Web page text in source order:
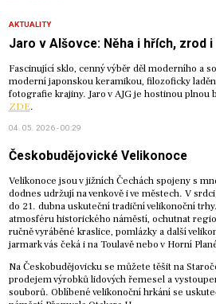
AKTUALITY
Jaro v Alšovce: Něha i hřích, zrod
Fascinující sklo, cenný výběr děl moderního a
moderní japonskou keramikou, filozoficky
fotografie krajiny. Jaro v AJG je hostinou plnou
ZDE.
04. 05. 2026 - 00:29
Českobudějovické Velikonoce
Velikonoce jsou v jižních Čechách spojeny s
dodnes udržují na venkově i ve městech. V
do 21. dubna uskuteční tradiční velikonoční
atmosféru historického náměstí, ochutnat
ručně vyráběné kraslice, pomlázky a další
jarmark vás čeká i na Toulavě nebo v Horní
Na Českobudějovicku se můžete těšit na
prodejem výrobků lidových řemesel a
souborů. Oblíbené velikonoční hrkání se